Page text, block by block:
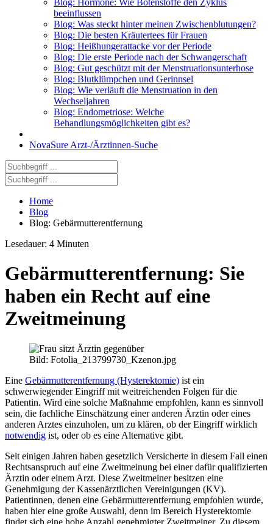
Blog: Hormone: Wie Botenstoffe den Zyklus
beeinflussen
Blog: Was steckt hinter meinen Zwischenblutungen?
Blog: Die besten Kräutertees für Frauen
Blog: Heißhungerattacke vor der Periode
Blog: Die erste Periode nach der Schwangerschaft
Blog: Gut geschützt mit der Menstruationsunterhose
Blog: Blutklümpchen und Gerinnsel
Blog: Wie verläuft die Menstruation in den
Wechseljahren
Blog: Endometriose: Welche
Behandlungsmöglichkeiten gibt es?
NovaSure Arzt-/Ärztinnen-Suche
Home
Blog
Blog: Gebärmutterentfernung
Lesedauer: 4 Minuten
Gebärmutterentfernung: Sie
haben ein Recht auf eine
Zweitmeinung
Bild: Fotolia_213799730_Kzenon.jpg
Eine Gebärmutterentfernung (Hysterektomie) ist ein
schwerwiegender Eingriff mit weitreichenden Folgen für die
Patientin. Wird eine solche Maßnahme empfohlen, kann es sinnvoll
sein, die fachliche Einschätzung einer anderen Ärztin oder eines
anderen Arztes einzuholen, um zu klären, ob der Eingriff wirklich
notwendig ist, oder ob es eine Alternative gibt.
Seit einigen Jahren haben gesetzlich Versicherte in diesem Fall einen
Rechtsanspruch auf eine Zweitmeinung bei einer dafür qualifizierten
Ärztin oder einem Arzt. Diese Zweitmeiner besitzen eine
Genehmigung der Kassenärztlichen Vereinigungen (KV).
Patientinnen, denen eine Gebärmutterentfernung empfohlen wurde,
haben hier eine große Auswahl, denn im Bereich Hysterektomie
findet sich eine hohe Anzahl genehmigter Zweitmeiner. Zu diesem